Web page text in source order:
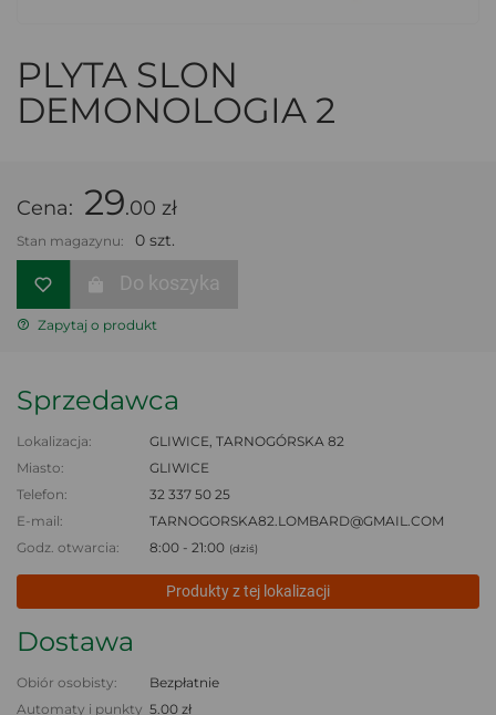
PLYTA SLON
DEMONOLOGIA 2
Cena: 29.00 zł
Stan magazynu: 0 szt.
Do koszyka
Zapytaj o produkt
Sprzedawca
Lokalizacja:
GLIWICE, TARNOGÓRSKA 82
Miasto:
GLIWICE
Telefon:
32 337 50 25
E-mail:
TARNOGORSKA82.LOMBARD@GMAIL.COM
Godz. otwarcia:
8:00 - 21:00 (dziś)
Produkty z tej lokalizacji
Dostawa
Obiór osobisty:
Bezpłatnie
Automaty i punkty 5.00 zł